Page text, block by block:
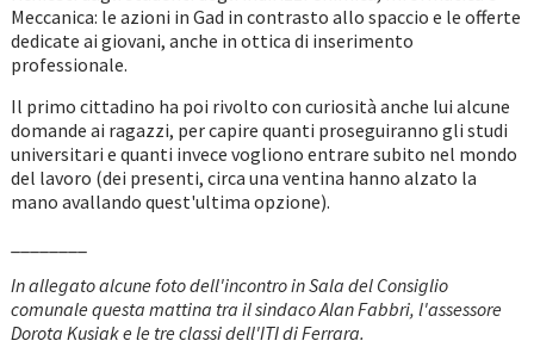
Meccanica: le azioni in Gad in contrasto allo spaccio e le offerte
dedicate ai giovani, anche in ottica di inserimento
professionale.
Il primo cittadino ha poi rivolto con curiosità anche lui alcune
domande ai ragazzi, per capire quanti proseguiranno gli studi
universitari e quanti invece vogliono entrare subito nel mondo
del lavoro (dei presenti, circa una ventina hanno alzato la
mano avallando quest'ultima opzione).
In allegato alcune foto dell'incontro in Sala del Consiglio
comunale questa mattina tra il sindaco Alan Fabbri, l'assessore
Dorota Kusiak e le tre classi dell'ITI di Ferrara.